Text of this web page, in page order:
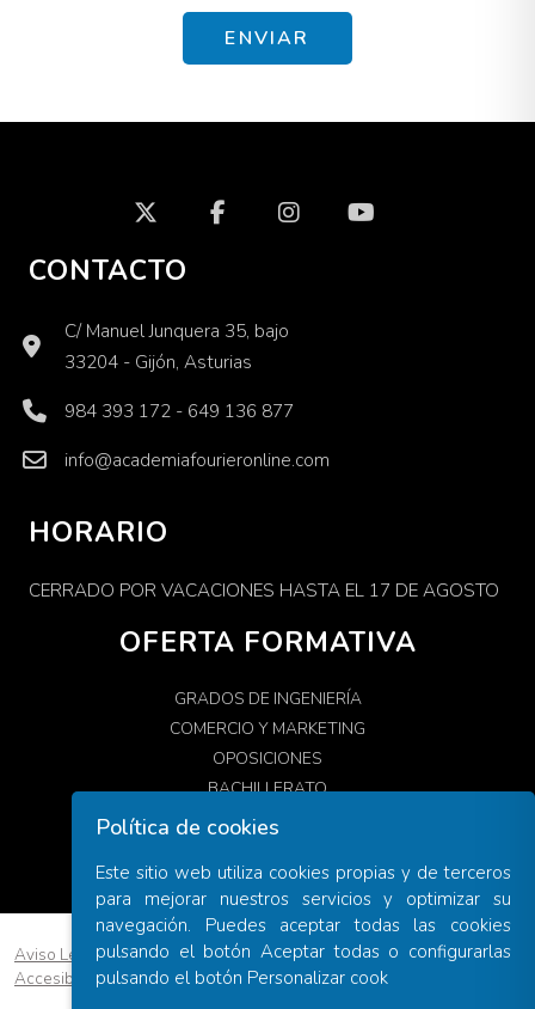
ENVIAR
CONTACTO
C/ Manuel Junquera 35, bajo
33204 - Gijón, Asturias
984 393 172 - 649 136 877
info@academiafourieronline.com
OFERTA FORMATIVA
GRADOS DE INGENIERÍA
COMERCIO Y MARKETING
OPOSICIONES
BACHILLERATO
PAU
HORARIO
CERRADO POR VACACIONES HASTA EL 17 DE AGOSTO
Aviso Legal|Política de Privacidad|Política de Cookies|
Accesibilidad|Condiciones de contratación
Política de cookies
Este sitio web utiliza cookies propias y de terceros
para mejorar nuestros servicios y optimizar su
navegación. Puedes aceptar todas las cookies
pulsando el botón Aceptar todas o configurarlas
pulsando el botón Personalizar cook